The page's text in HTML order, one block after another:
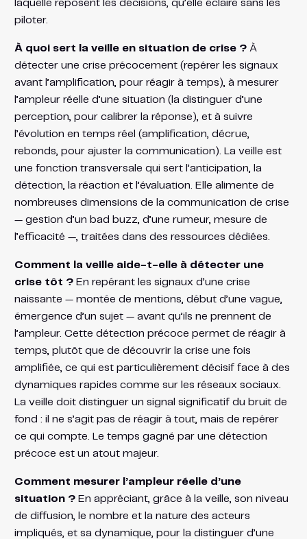
laquelle reposent les décisions, qu’elle éclaire sans les
piloter.
À quoi sert la veille en situation de crise ?À
détecter une crise précocement (repérer les signaux
avant l’amplification, pour réagir à temps), à mesurer
l’ampleur réelle d’une situation (la distinguer d’une
perception, pour calibrer la réponse), et à suivre
l’évolution en temps réel (amplification, décrue,
rebonds, pour ajuster la communication). La veille est
une fonction transversale qui sert l’anticipation, la
détection, la réaction et l’évaluation. Elle alimente de
nombreuses dimensions de la communication de crise
— gestion d’un bad buzz, d’une rumeur, mesure de
l’efficacité —, traitées dans des ressources dédiées.
Comment la veille aide-t-elle à détecter une
crise tôt ?En repérant les signaux d’une crise
naissante — montée de mentions, début d’une vague,
émergence d’un sujet — avant qu’ils ne prennent de
l’ampleur. Cette détection précoce permet de réagir à
temps, plutôt que de découvrir la crise une fois
amplifiée, ce qui est particulièrement décisif face à des
dynamiques rapides comme sur les réseaux sociaux.
La veille doit distinguer un signal significatif du bruit de
fond : il ne s’agit pas de réagir à tout, mais de repérer
ce qui compte. Le temps gagné par une détection
précoce est un atout majeur.
Comment mesurer l’ampleur réelle d’une
situation ?En appréciant, grâce à la veille, son niveau
de diffusion, le nombre et la nature des acteurs
impliqués, et sa dynamique, pour la distinguer d’une